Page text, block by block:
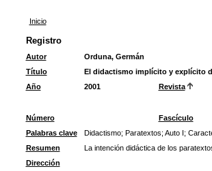
Inicio
Registro
Autor
Orduna, Germán
Título
El didactismo implícito y explícito
Año
2001 Revista
Número
Fascículo
Palabras clave
Didactismo; Paratextos; Auto I;
Resumen
La intención didáctica de los
Dirección